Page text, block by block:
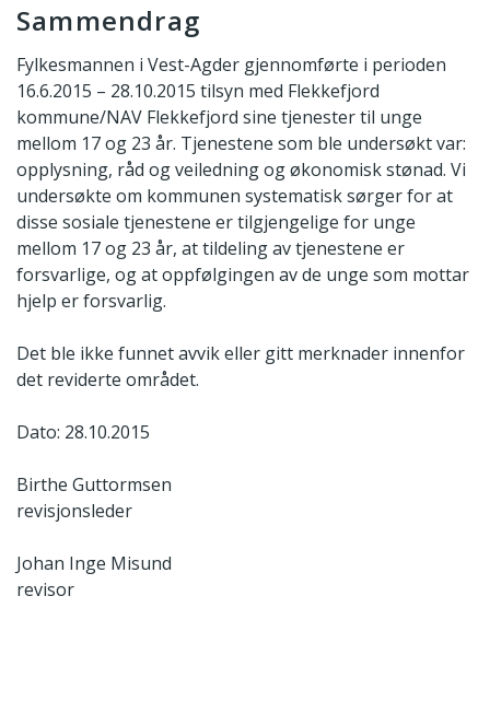
Sammendrag
Fylkesmannen i Vest-Agder gjennomførte i perioden
16.6.2015 – 28.10.2015 tilsyn med Flekkefjord
kommune/NAV Flekkefjord sine tjenester til unge
mellom 17 og 23 år. Tjenestene som ble undersøkt var:
opplysning, råd og veiledning og økonomisk stønad. Vi
undersøkte om kommunen systematisk sørger for at
disse sosiale tjenestene er tilgjengelige for unge
mellom 17 og 23 år, at tildeling av tjenestene er
forsvarlige, og at oppfølgingen av de unge som mottar
hjelp er forsvarlig.
Det ble ikke funnet avvik eller gitt merknader innenfor
det reviderte området.
Dato: 28.10.2015
Birthe Guttormsen
revisjonsleder
Johan Inge Misund
revisor